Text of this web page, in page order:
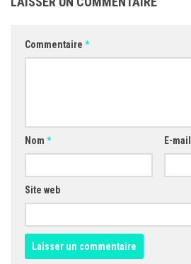
Commentaire *
Nom * E-mail
Site web